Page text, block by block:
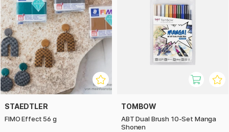
STAEDTLER
FIMO Effect 56 g
TOMBOW
ABT Dual Brush 10-Set Manga
Shonen